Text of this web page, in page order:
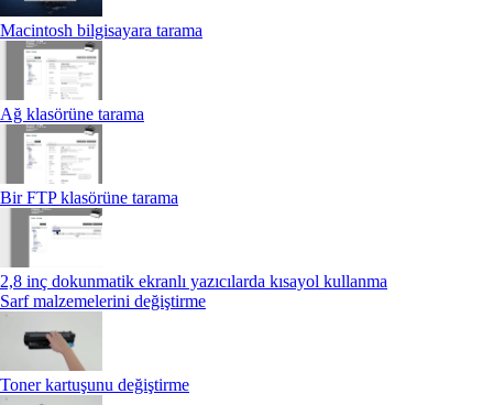
Macintosh bilgisayara tarama
Ağ klasörüne tarama
Bir FTP klasörüne tarama
2,8 inç dokunmatik ekranlı yazıcılarda kısayol kullanma
Sarf malzemelerini değiştirme
Toner kartuşunu değiştirme